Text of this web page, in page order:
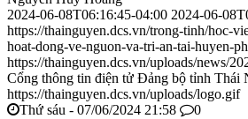
2024-06-08T06:16:45-04:00 2024-06-
https://thainguyen.dcs.vn/trong-tinh/hoc-
hoat-dong-ve-nguon-va-tri-an-tai-huyen-
https://thainguyen.dcs.vn/uploads/news/
Cổng thông tin điện tử Đảng bộ tỉnh Thái
https://thainguyen.dcs.vn/uploads/logo.gif
Thứ sáu - 07/06/2024 21:58
0